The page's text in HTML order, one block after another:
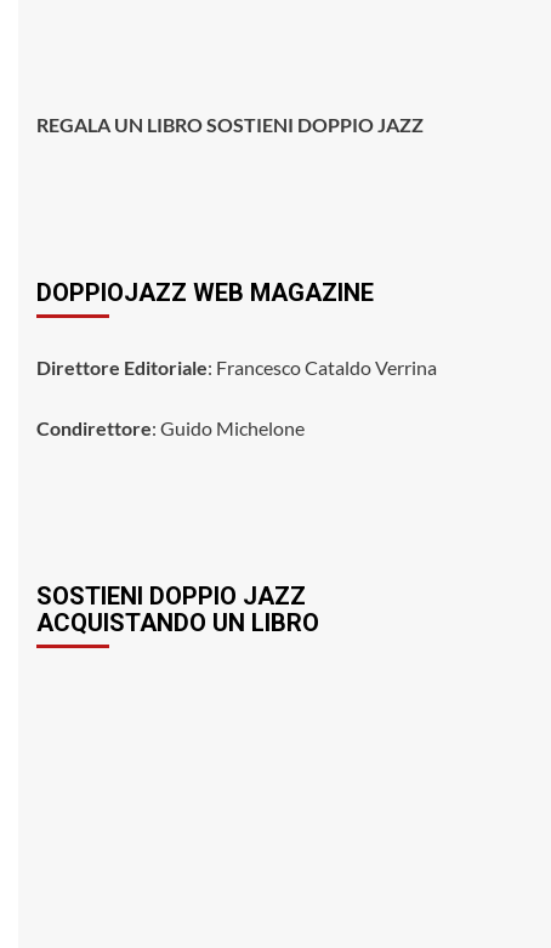
REGALA UN LIBRO SOSTIENI DOPPIO JAZZ
DOPPIOJAZZ WEB MAGAZINE
Direttore Editoriale: Francesco Cataldo Verrina
Condirettore: Guido Michelone
SOSTIENI DOPPIO JAZZ
ACQUISTANDO UN LIBRO